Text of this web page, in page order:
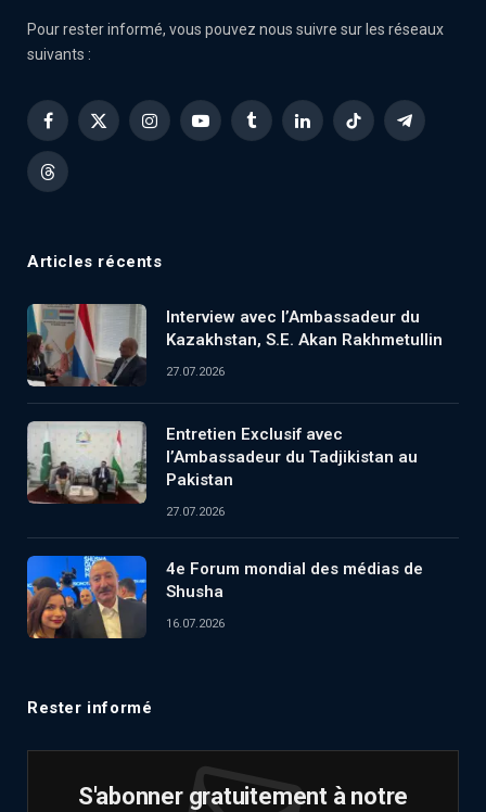
Pour rester informé, vous pouvez nous suivre sur les réseaux
suivants :
Facebook
X
InstagramYouTubeTumblrLinkedInTikTok Telegram
Threads
Articles récents
Interview avec l’Ambassadeur du
Kazakhstan, S.E. Akan Rakhmetullin
27.07.2026
Entretien Exclusif avec
l’Ambassadeur du Tadjikistan au
Pakistan
27.07.2026
4e Forum mondial des médias de
Shusha
16.07.2026
Rester informé
S'abonner gratuitement à notre